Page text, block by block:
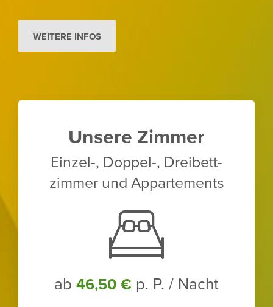
WEITERE INFOS
Unsere Zimmer
Einzel-, Doppel-, Drei­bett­
zimmer und Appar­te­ments
ab 46,50 € p. P. / Nacht